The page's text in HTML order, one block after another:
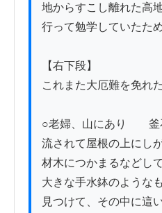
地からすこし離れた高
行って勉学していたため
【右下段】
これまた大厄難を免れた
○老婦、山にあり　　
流されて屋根の上にし
材木につかまるなどし
大きな手水鉢のような
見つけて、その中に這